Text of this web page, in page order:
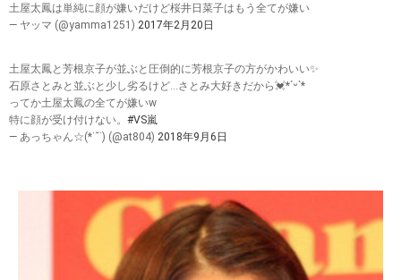
土屋太鳳は単純に顔が嫌いだけど桜井日菜子はもう全てが嫌い
— ヤッマ (@yamma1251) 2017年2月20日
土屋太鳳と芳根京子が並ぶと圧倒的に芳根京子の方がかわいい✨
石原さとみと並ぶと少し劣るけど…さとみ大好きだから💓*ˊᵕˋ*
ってか土屋太鳳の全てが嫌いw
特に顔が受け付けない。 #VS嵐
— あっちゃん☆(*˙˘˙) (@at804) 2018年9月6日